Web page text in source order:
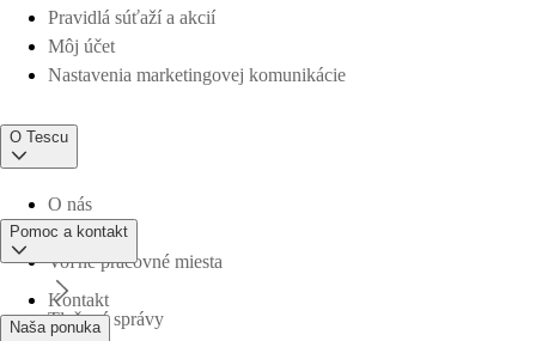
Pravidlá súťaží a akcií
Môj účet
Nastavenia marketingovej komunikácie
O Tescu
O nás
Voľné pracovné miesta
Tlačové správy
Pomoc a kontakt
Kontakt
Naša ponuka